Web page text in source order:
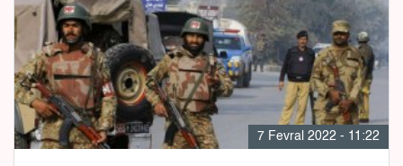
7 Fevral 2022 - 11:22